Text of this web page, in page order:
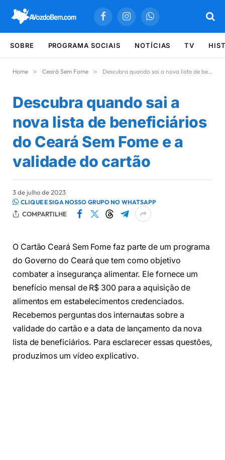
FacebookInstagramWhatsApp
SOBRE PROGRAMA SOCIAIS NOTÍCIAS TV
Home » Ceará Sem Fome » Descubra quando sai a nova lista de beneficiários do Ceará Sem Fome e a validade do cartão
Descubra quando sai a
nova lista de beneficiários
do Ceará Sem Fome e a
validade do cartão
3 de julho de 2023
CLIQUE E SIGA NOSSO GRUPO NO WHATSAPP
COMPARTILHE
O Cartão Ceará Sem Fome faz parte de um programa
do Governo do Ceará que tem como objetivo
combater a insegurança alimentar. Ele fornece um
benefício mensal de R$ 300 para a aquisição de
alimentos em estabelecimentos credenciados.
Recebemos perguntas dos internautas sobre a
validade do cartão e a data de lançamento da nova
lista de beneficiários. Para esclarecer essas questões,
produzimos um vídeo explicativo.